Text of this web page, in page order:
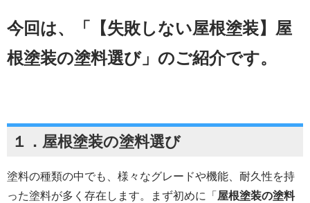
今回は、「【失敗しない屋根塗装】屋
根塗装の塗料選び」のご紹介です。
１．屋根塗装の塗料選び
塗料の種類の中でも、様々なグレードや機能、耐久性を持
った塗料が多く存在します。まず初めに「 屋根塗装の塗料